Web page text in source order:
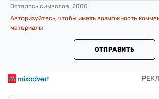
Осталось символов: 2000
Авторизуйтесь, чтобы иметь возможность
материалы
ОТПРАВИТЬ